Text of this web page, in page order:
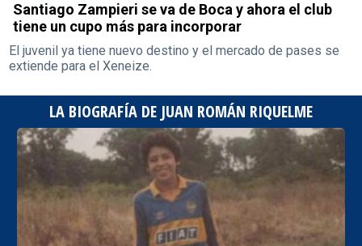
Santiago Zampieri se va de Boca y ahora el club
tiene un cupo más para incorporar
El juvenil ya tiene nuevo destino y el mercado de pases se
extiende para el Xeneize.
LA BIOGRAFÍA DE JUAN ROMÁN RIQUELME